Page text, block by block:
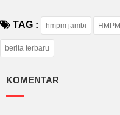
TAG : hmpm jambi HMPM
berita terbaru
KOMENTAR